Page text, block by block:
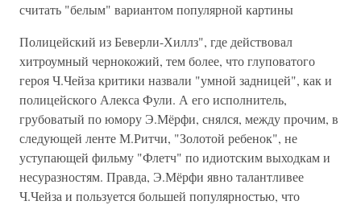
считать "белым" вариантом популярной картины
Полицейский из Беверли-Хиллз", где действовал
хитроумный чернокожий, тем более, что глуповатого
героя Ч.Чейза критики назвали "умной задницей", как и
полицейского Алекса Фули. А его исполнитель,
грубоватый по юмору Э.Мёрфи, снялся, между прочим, в
следующей ленте М.Ритчи, "Золотой ребенок", не
уступающей фильму "Флетч" по идиотским выходкам и
несуразностям. Правда, Э.Мёрфи явно талантливее
Ч.Чейза и пользуется большей популярностью, что